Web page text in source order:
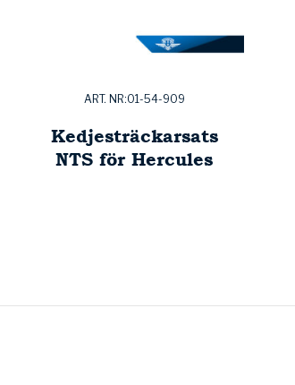
ART. NR:01-54-909
Kedjesträckarsats
NTS för Hercules